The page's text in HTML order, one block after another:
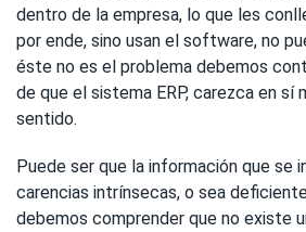
dentro de la empresa, lo que les
por ende, sino usan el software, no
éste no es el problema debemos
de que el sistema ERP, carezca en sí
sentido.
Puede ser que la información que se
carencias intrínsecas, o sea
debemos comprender que no existe